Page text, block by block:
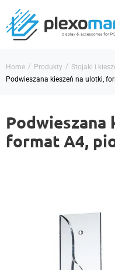
Home / Produkty / Stojaki i
Podwieszana kieszeń na ulotki,
Podwieszana
format A4,